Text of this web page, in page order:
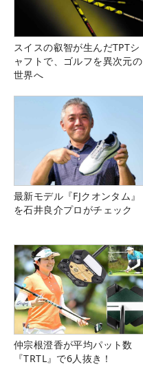
スイスの叡智が生んだTPTシ
ャフトで、ゴルフを異次元の
世界へ
最新モデル『FJクオンタム』
を石井良介プロがチェック
仲宗根澄香が平均パット数
『TRTL』で6人抜き！